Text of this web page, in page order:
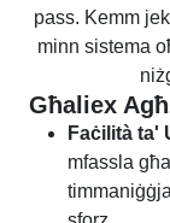
pass. Kemm
minn sistema
Għaliex
Faċilità ta'
mfassla